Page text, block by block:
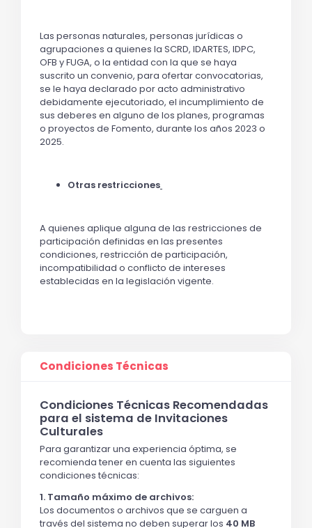
Las personas naturales, personas jurídicas o
agrupaciones a quienes la SCRD, IDARTES, IDPC,
OFB y FUGA, o la entidad con la que se haya
suscrito un convenio, para ofertar convocatorias,
se le haya declarado por acto administrativo
debidamente ejecutoriado, el incumplimiento de
sus deberes en alguno de los planes, programas
o proyectos de Fomento, durante los años 2023 o
2025.
Otras restricciones
A quienes aplique alguna de las restricciones de
participación definidas en las presentes
condiciones, restricción de participación,
incompatibilidad o conflicto de intereses
establecidas en la legislación vigente.
Condiciones Técnicas
Condiciones Técnicas Recomendadas
para el sistema de Invitaciones
Culturales
Para garantizar una experiencia óptima, se
recomienda tener en cuenta las siguientes
condiciones técnicas:
1. Tamaño máximo de archivos:
Los documentos o archivos que se carguen a
través del sistema no deben superar los 40 MB